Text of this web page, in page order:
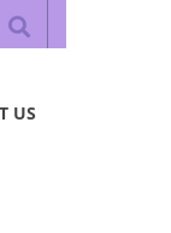
US